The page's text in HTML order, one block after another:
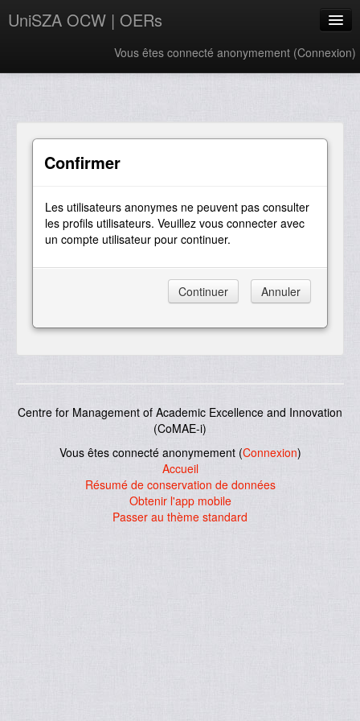
UniSZA OCW | OERs
Vous êtes connecté anonymement (Connexion)
Français ‎(fr)‎
Confirmer
Les utilisateurs anonymes ne peuvent pas consulter
les profils utilisateurs. Veuillez vous connecter avec
un compte utilisateur pour continuer.
Centre for Management of Academic Excellence and Innovation
(CoMAE-i)
Vous êtes connecté anonymement (Connexion)
Accueil
Résumé de conservation de données
Obtenir l'app mobile
Passer au thème standard